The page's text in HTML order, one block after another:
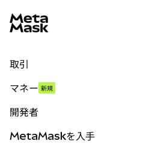
取引
パーペチュアル
RWA
マネー 新規
開発者
MetaMaskを入手